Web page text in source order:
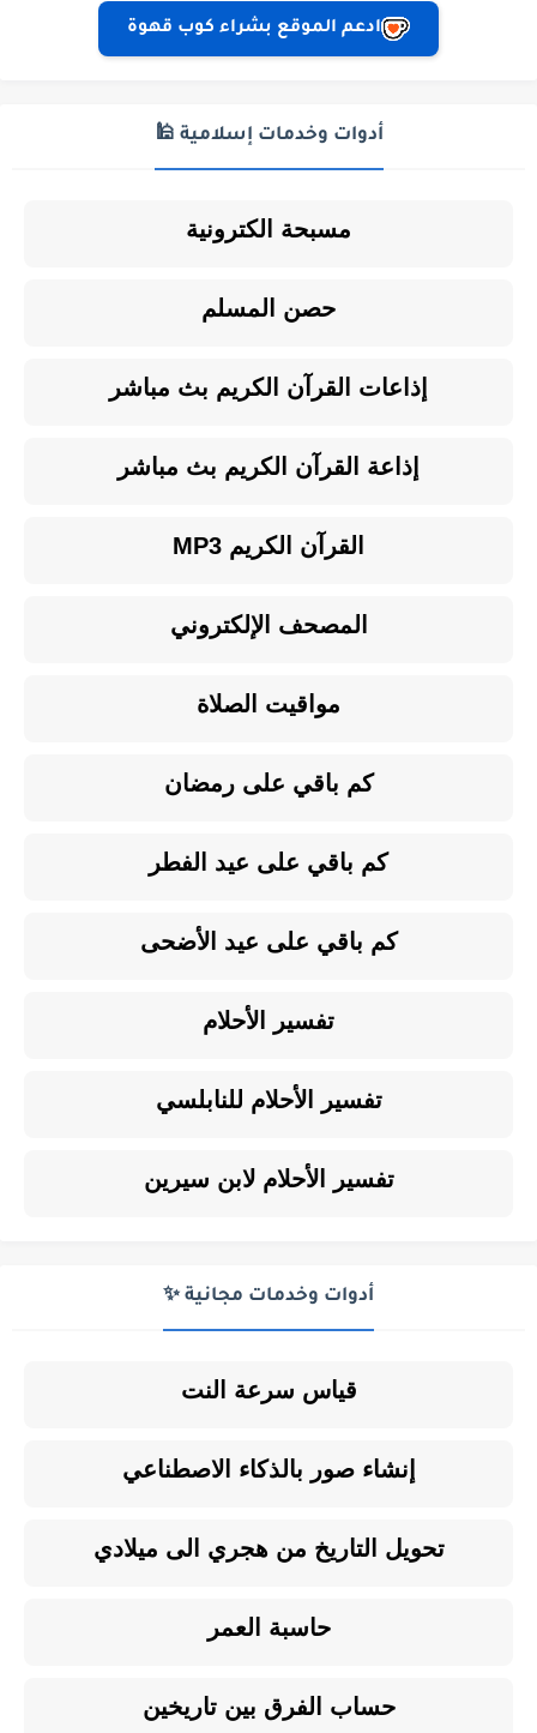
ادعم الموقع بشراء كوب قهوة
أدوات وخدمات إسلامية 🕌
مسبحة الكترونية
حصن المسلم
إذاعات القرآن الكريم بث مباشر
إذاعة القرآن الكريم بث مباشر
القرآن الكريم MP3
المصحف الإلكتروني
مواقيت الصلاة
كم باقي على رمضان
كم باقي على عيد الفطر
كم باقي على عيد الأضحى
تفسير الأحلام
تفسير الأحلام للنابلسي
تفسير الأحلام لابن سيرين
أدوات وخدمات مجانية ✨
قياس سرعة النت
إنشاء صور بالذكاء الاصطناعي
تحويل التاريخ من هجري الى ميلادي
حاسبة العمر
حساب الفرق بين تاريخين